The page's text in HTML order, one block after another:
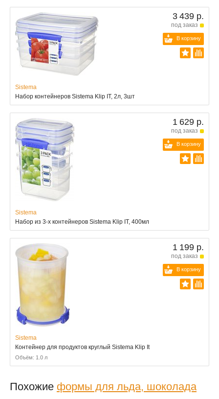
3 439 р.
под заказ
В корзину
Sistema
Набор контейнеров Sistema Klip IT, 2л, 3шт
1 629 р.
под заказ
В корзину
Sistema
Набор из 3-х контейнеров Sistema Klip IT, 400мл
1 199 р.
под заказ
В корзину
Sistema
Контейнер для продуктов круглый Sistema Klip It
Объём: 1.0 л
Похожие формы для льда, шоколада